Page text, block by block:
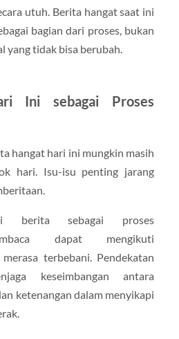
utuh. Berita hangat saat ini
bagian dari proses, bukan
yang tidak bisa berubah.
Ini sebagai Proses
hangat hari ini mungkin masih
hari. Isu-isu penting jarang
berita sebagai proses
dapat mengikuti
terbebani. Pendekatan
keseimbangan antara
ketenangan dalam menyikapi